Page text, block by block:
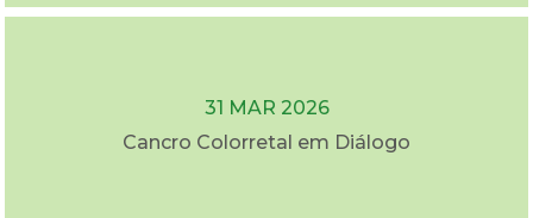
31 MAR 2026
Cancro Colorretal em Diálogo